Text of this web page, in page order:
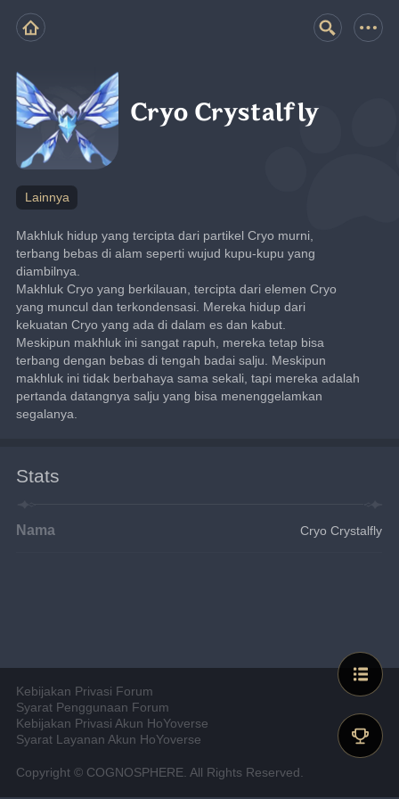
Cryo Crystalfly
Lainnya
Makhluk hidup yang tercipta dari partikel Cryo murni,
terbang bebas di alam seperti wujud kupu-kupu yang
diambilnya.
Makhluk Cryo yang berkilauan, tercipta dari elemen Cryo
yang muncul dan terkondensasi. Mereka hidup dari
kekuatan Cryo yang ada di dalam es dan kabut.
Meskipun makhluk ini sangat rapuh, mereka tetap bisa
terbang dengan bebas di tengah badai salju. Meskipun
makhluk ini tidak berbahaya sama sekali, tapi mereka adalah
pertanda datangnya salju yang bisa menenggelamkan
segalanya.
Stats
Nama Cryo Crystalfly
Kebijakan Privasi Forum
Syarat Penggunaan Forum
Kebijakan Privasi Akun HoYoverse
Syarat Layanan Akun HoYoverse
Copyright © COGNOSPHERE. All Rights Reserved.